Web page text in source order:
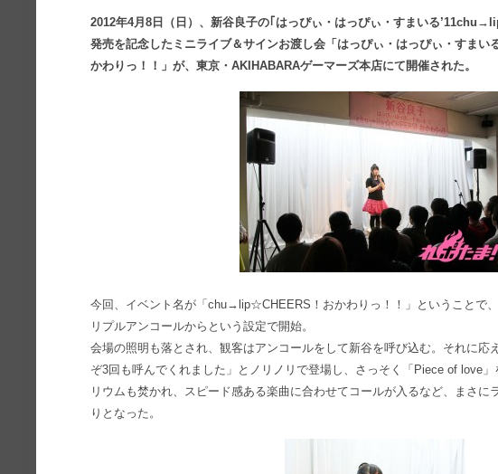
2012年4月8日（日）、新谷良子の｢はっぴぃ・はっぴぃ・すまいる
発売を記念したミニライブ＆サインお渡し会「はっぴぃ・はっぴぃ・すま
かわりっ！！」が、東京・AKIHABARAゲーマーズ本店にて開催された。
今回、イベント名が「chu→lip☆CHEERS！おかわりっ！！」ということで
リプルアンコールからという設定で開始。
会場の照明も落とされ、観客はアンコールをして新谷を呼び込む。それに応
ぞ3回も呼んでくれました」とノリノリで登場し、さっそく「Piece of love
リウムも焚かれ、スピード感ある楽曲に合わせてコールが入るなど、まさに
りとなった。